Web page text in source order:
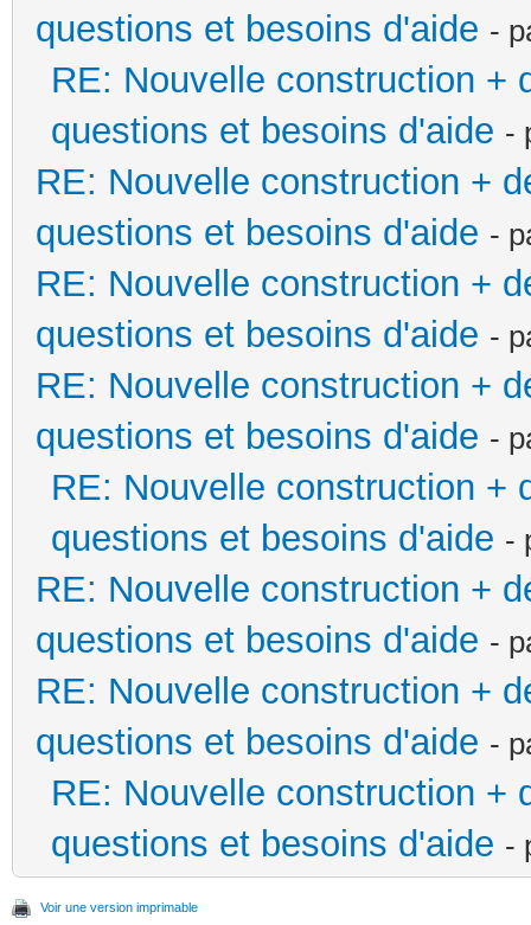
questions et besoins d'aide -
RE: Nouvelle construction +
questions et besoins d'aide -
RE: Nouvelle construction +
questions et besoins d'aide -
RE: Nouvelle construction +
questions et besoins d'aide -
RE: Nouvelle construction +
questions et besoins d'aide -
RE: Nouvelle construction +
questions et besoins d'aide -
RE: Nouvelle construction +
questions et besoins d'aide -
RE: Nouvelle construction +
questions et besoins d'aide -
RE: Nouvelle construction +
questions et besoins d'aide -
Voir une version imprimable